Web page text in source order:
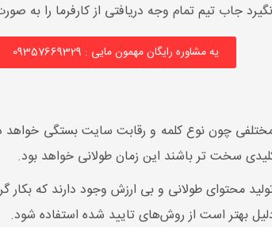
جاب تیم تمام وجه دریافتی از کارفرما را به
یه مشاوره رایگان مهمون مایی : 09357669329
مختلفی چون نوع کلمه و رقابت سایت بستگی خواهد
سخت تر باشند این زمان طولانی خواهد بود.
محتوای طولانی و بی ارزش وجود دارند که
بهتر است از روش‌های تایید شده استفاده شود.